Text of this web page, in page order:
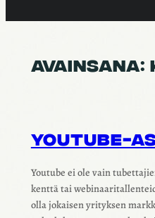
AVAINSANA:
YOUTUBE-
Youtube ei ole vain
kenttä tai
olla jokai­sen yrityk­sen